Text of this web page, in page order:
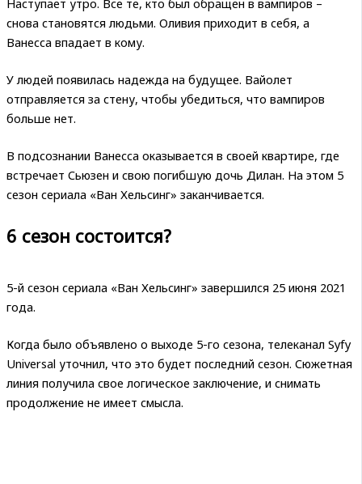
Наступает утро. Все те, кто был обращен в вампиров –
снова становятся людьми. Оливия приходит в себя, а
Ванесса впадает в кому.
У людей появилась надежда на будущее. Вайолет
отправляется за стену, чтобы убедиться, что вампиров
больше нет.
В подсознании Ванесса оказывается в своей квартире, где
встречает Сьюзен и свою погибшую дочь Дилан. На этом 5
сезон сериала «Ван Хельсинг» заканчивается.
6 сезон состоится?
5-й сезон сериала «Ван Хельсинг» завершился 25 июня 2021
года.
Когда было объявлено о выходе 5-го сезона, телеканал Syfy
Universal уточнил, что это будет последний сезон. Сюжетная
линия получила свое логическое заключение, и снимать
продолжение не имеет смысла.